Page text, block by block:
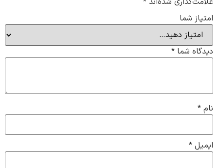
امتیاز شما
دیدگاه شما *
نام *
ایمیل *